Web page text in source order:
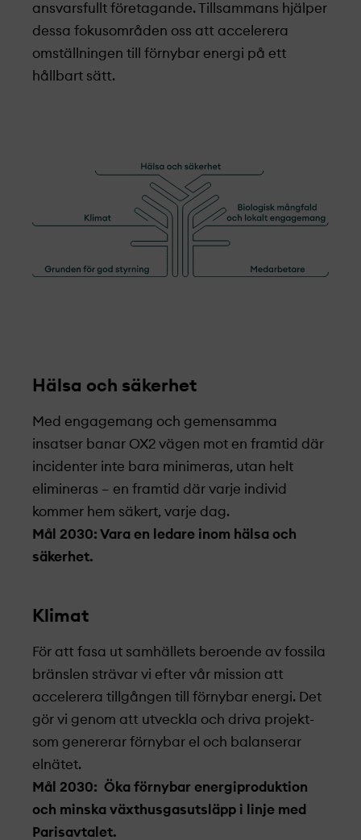
ansvarsfullt företagande. Tillsammans hjälper
dessa fokusområden oss att accelerera
omställningen till förnybar energi på ett
hållbart sätt.
Hälsa och säkerhet
Med engagemang och gemensamma
insatser banar OX2 vägen mot en framtid där
incidenter inte bara minimeras, utan helt
elimineras – en framtid där varje individ
kommer hem säkert, varje dag.
Mål 2030: Vara en ledare inom hälsa och
säkerhet.
Klimat
För att fasa ut samhällets beroende av fossila
bränslen strävar vi efter vår mission att
accelerera tillgången till förnybar energi. Det
gör vi genom att utveckla och driva projekt­
som genererar förnybar el och balanserar
elnätet.
Mål 2030: Öka förnybar energiproduktion
och minska växthusgasutsläpp i linje med
Parisavtalet.